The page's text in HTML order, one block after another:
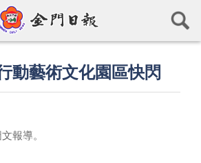
動藝術文化園區快閃
報導。